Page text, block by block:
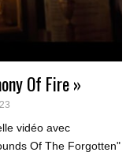
Of Fire »
vidéo avec
Of The Forgotten"